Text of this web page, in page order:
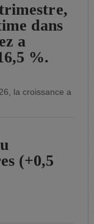
dans
a
%.
la croissance a
(+0,5